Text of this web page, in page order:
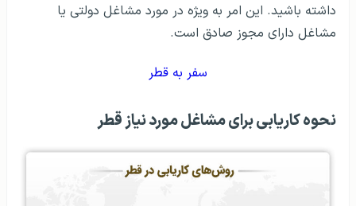
داشته باشید. این امر به ویژه در مورد مشاغل دولتی یا
مشاغل دارای مجوز صادق است.
سفر به قطر
نحوه کاریابی برای مشاغل مورد نیاز قطر